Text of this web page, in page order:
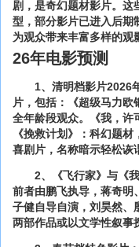
剧，是奇幻题材影片。这
型，部分影片已进入后期
为观众带来丰富多样的观
26年电影预测
1、清明档影片2026
片，包括：《超级马力
全年龄段观众。《我，许
《挽救计划》：科幻题
喜剧片，名称暗示轻松诙
2、《飞行家》与《
前者由鹏飞执导，蒋奇明
子健自导自演，刘昊然、
两部作品或以文学性叙事